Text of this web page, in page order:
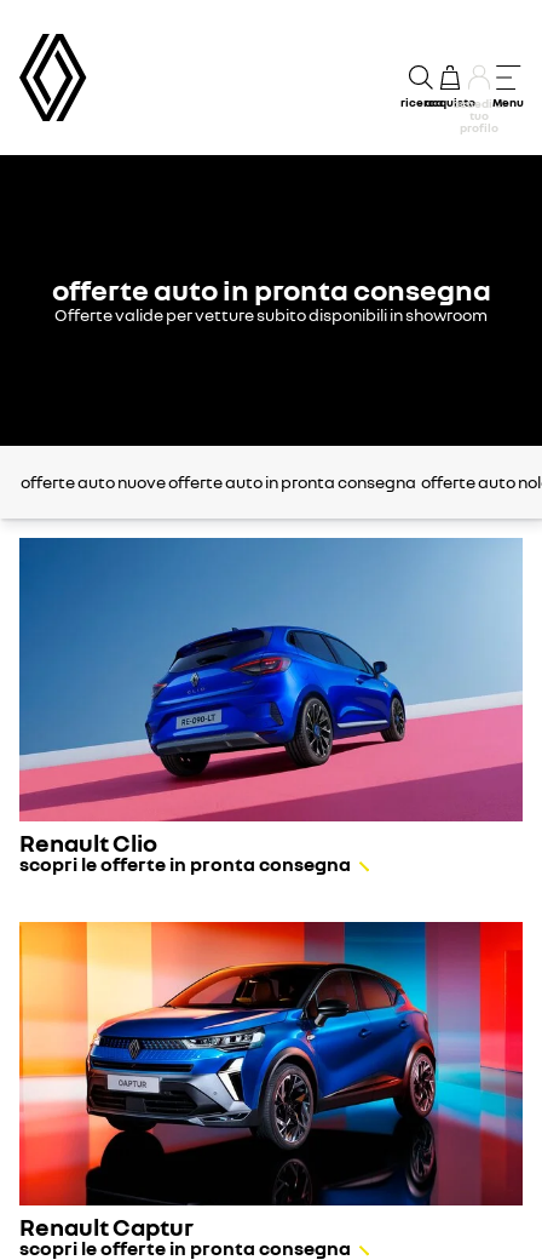
ricercaacquistoaccedi al
tuo
profilo
Menu
offerte auto in pronta consegna
Offerte valide per vetture subito disponibili in showroom
offerte auto nuoveofferte auto in pronta consegna offerte auto
Renault Clio
scopri le offerte in pronta consegna
Renault Captur
scopri le offerte in pronta consegna